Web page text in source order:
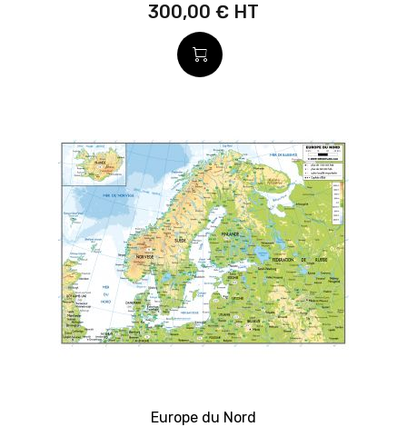
300,00 €
Europe du Nord